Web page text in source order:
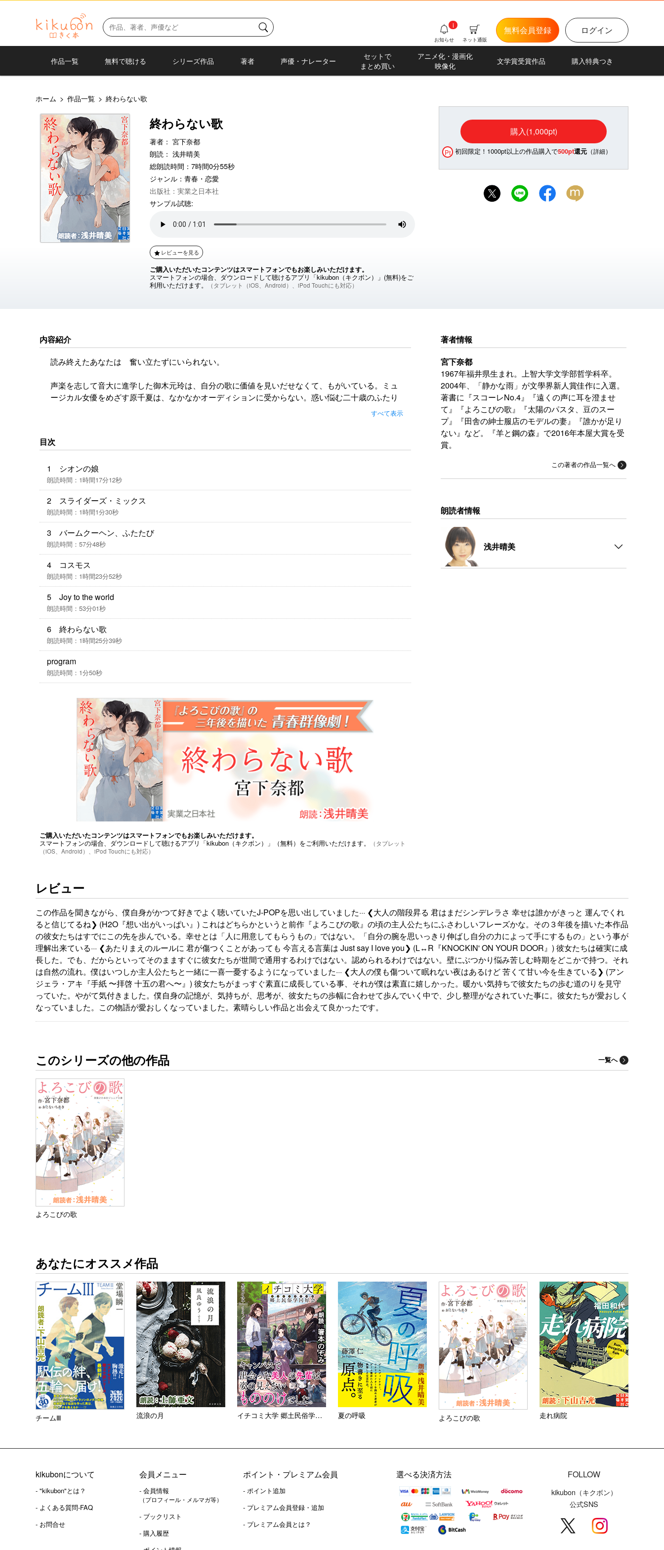
ログイン
無料会員登録
ネット通販
お知らせ
i
作品一覧 無料で聴ける シリーズ作品 著者 声優・ナレーター
セットで
まとめ買い
アニメ化・漫画化
映像化
文学賞受賞作品 購入特典つき
ホーム > 作品一覧 > 終わらない歌
終わらない歌
著者： 宮下奈都
朗読： 浅井晴美
総朗読時間：7時間0分55秒
ジャンル： 青春・恋愛
出版社：実業之日本社
サンプル試聴:
レビューを見る
ご購入いただいたコンテンツはスマートフォンでもお楽しみいただけます。
スマートフォンの場合、ダウンロードして聴けるアプリ「kikubon（キクボン）」(無料)をご
利用いただけます。
（タブレット（iOS、Android）、iPod Touchにも対応）
購入(1,000pt)
Pt 初回限定！1000pt以上の作品購入で500pt還元（詳細）
内容紹介
読み終えたあなたは 奮い立たずにいられない。
声楽を志して音大に進学した御木元玲は、自分の歌に価値を見いだせなくて、もがいている。ミュ
ージカル女優をめざす原千夏は、なかなかオーディションに受からない。惑い悩む二十歳のふたり
は、突然訪れた「若手公演」の舞台でどんな歌声を響かせるのか。名作『よろこびの歌』の三年後
すべて表示
目次
1 シオンの娘
朗読時間：1時間17分12秒
2 スライダーズ・ミックス
朗読時間：1時間1分30秒
3 バームクーヘン、ふたたび
朗読時間：57分48秒
4 コスモス
朗読時間：1時間23分52秒
5 Joy to the world
朗読時間：53分01秒
6 終わらない歌
朗読時間：1時間25分39秒
program
朗読時間：1分50秒
ご購入いただいたコンテンツはスマートフォンでもお楽しみいただけます。
スマートフォンの場合、ダウンロードして聴けるアプリ「kikubon（キクボン）」（無料）をご利用いただけます。
（タブレット
（iOS、Android）、iPod Touchにも対応）
著者情報
宮下奈都
1967年福井県生まれ。上智大学文学部哲学科卒。
2004年、「静かな雨」が文學界新人賞佳作に入選。
著書に『スコーレNo.4』『遠くの声に耳を澄ませ
て』『よろこびの歌』『太陽のパスタ、豆のスー
プ』『田舎の紳士服店のモデルの妻』『誰かが足り
ない』など。『羊と鋼の森』で2016年本屋大賞を受
賞。
この著者の作品一覧へ
朗読者情報
浅井晴美
レビュー
この作品を聞きながら、僕自身がかつて好きでよく聴いていたJ-POPを思い出していました··· ❮大人の階段昇る 君はまだシンデレラさ 幸せは誰かがきっと 運んでくれ
ると信じてるね❯ (H2O『想い出がいっぱい』) これはどちらかというと前作『よろこびの歌』の頃の主人公たちにふさわしいフレーズかな。その３年後を描いた本作品
の彼女たちはすでにこの先を歩んでいる。幸せとは「人に用意してもらうもの」ではない。「自分の腕を思いっきり伸ばし自分の力によって手にするもの」という事が
理解出来ている··· ❮あたりまえのルールに 君が傷つくことがあっても 今言える言葉は Just say I love you❯ (L↔R『KNOCKIN' ON YOUR DOOR』) 彼女たちは確実に成
長した。でも、だからといってそのまますぐに彼女たちが世間で通用するわけではない。認められるわけではない。壁にぶつかり悩み苦しむ時期をどこかで持つ。それ
は自然の流れ。僕はいつしか主人公たちと一緒に一喜一憂するようになっていました··· ❮大人の僕も傷ついて眠れない夜はあるけど 苦くて甘い今を生きている❯ (アン
ジェラ・アキ『手紙 〜拝啓 十五の君へ〜』) 彼女たちがまっすぐ素直に成長している事、それが僕は素直に嬉しかった。暖かい気持ちで彼女たちの歩む道のりを見守
っていた。やがて気付きました。僕自身の記憶が、気持ちが、思考が、彼女たちの歩幅に合わせて歩んでいく中で、少し整理がなされていた事に。彼女たちが愛おしく
なっていました。この物語が愛おしくなっていました。素晴らしい作品と出会えて良かったです。
このシリーズの他の作品 一覧へ
よろこびの歌
あなたにオススメ作品
チームⅢ 流浪の月 イチコミ大学 郷土民俗学同好... 夏の呼吸 よろこびの歌 走れ病院
kikubonについて
- "kikubon"とは？
- よくある質問-FAQ
- お問合せ
会員メニュー
- 会員情報
（プロフィール・メルマガ等）
- ブックリスト
- 購入履歴
ポイント・プレミアム会員
- ポイント追加
- プレミアム会員登録・追加
- プレミアム会員とは？
FOLLOW
kikubon（キクボン）
公式SNS
選べる決済方法